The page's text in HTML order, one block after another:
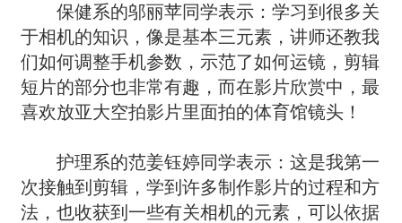
保健系的邬丽苹同学表示：学习到很多关
于相机的知识，像是基本三元素，讲师还教我
们如何调整手机参数，示范了如何运镜，剪辑
短片的部分也非常有趣，而在影片欣赏中，最
喜欢放亚大空拍影片里面拍的体育馆镜头！
护理系的范姜钰婷同学表示：这是我第一
次接触到剪辑，学到许多制作影片的过程和方
法，也收获到一些有关相机的元素，可以依据